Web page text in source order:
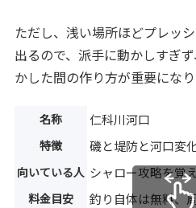
ただし、浅い場所ほどプレッ
出るので、派手に動かしすぎ
かした間の作り方が重要になり
名称 仁科川河口
特徴 磯と堤防と河口変
向いている人 シャロー攻略を覚
料金目安 釣り自体は無料、